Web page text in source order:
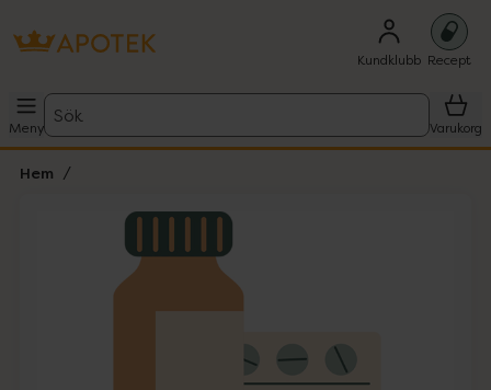
Kundklubb Recept
Meny
Sök
Varukorg
Hem
Lista: . Innehåller 1 objekt.